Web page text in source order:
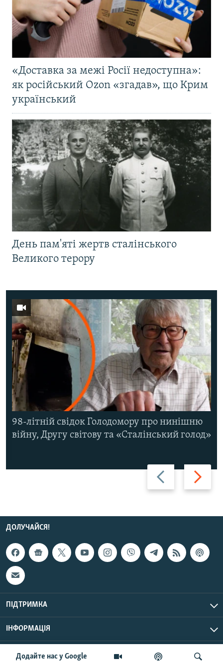
Додайте нас у Google
«Доставка за межі Росії недоступна»:
як російський Ozon «згадав», що Крим
український
День пам'яті жертв сталінського
Великого терору
Назад Вперед
98-літній свідок Голодомору про нинішню
війну, Другу світову та «Сталінський голод»
ДОЛУЧАЙСЯ!
ПІДТРИМКА
ІНФОРМАЦІЯ
© Радіо Свобода, 2026 | Усі права застережено.
UTC+3